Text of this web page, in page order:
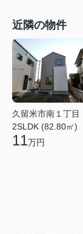
近隣の物件
久留米市南１丁目
2SLDK (82.80㎡)
11万円